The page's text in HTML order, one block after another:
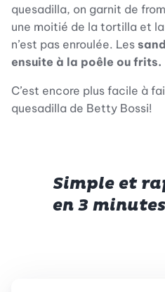
quesadilla, on garnit de
une moitié de la tortilla et
n’est pas enroulée. Les
ensuite à la poêle ou frits.
C’est encore plus facile à
quesadilla de Betty Bossi!
Simple et
en 3 minutes